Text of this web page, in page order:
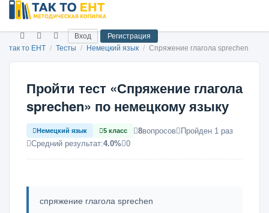
Вход
Регистрация
так то ЕНТ / Тесты / Немецкий язык / Спряжение глагола sprechen
Пройти тест «Спряжение глагола
sprechen» по немецкому языку
Немецкий язык 5 класс 8вопросов Пройден 1 раз
Средний результат:4.0% 0
спряжение глагола sprechen